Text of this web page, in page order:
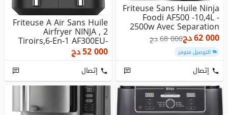
Friteuse Sans Huile Ninja
Foodi AF500 -10,4L -
2500w Avec Separation
D...
62 000دج68 000دج
التوصيل متوفر
إتصال
Friteuse A Air Sans Huile
Airfryer NINJA , 2
Tiroirs,6-En-1 AF300EU-
7...
52 000دج
إتصال